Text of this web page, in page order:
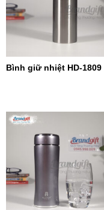
Bình giữ nhiệt HD-1809